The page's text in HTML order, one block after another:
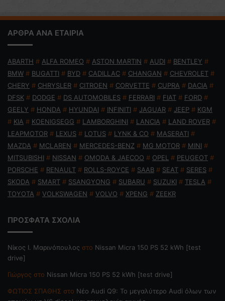
ΑΡΘΡΑ ΑΝΑ ΕΤΑΙΡΙΑ
ABARTH # ALFA ROMEO # ASTON MARTIN # AUDI # BENTLEY #
BMW # BUGATTI # BYD # CADILLAC # CHANGAN # CHEVROLET #
CHERY # CHRYSLER # CITROEN # CORVETTE # CUPRA # DACIA #
DFSK # DODGE # DS AUTOMOBILES # FERRARI # FIAT # FORD #
GEELY # HONDA # HYUNDAI # INFINITI # JAGUAR # JEEP # KGM
# KIA # KOENIGSEGG # LAMBORGHINI # LANCIA # LAND ROVER #
LEAPMOTOR # LEXUS # LOTUS # LYNK & CO # MASERATI #
MAZDA # MCLAREN # MERCEDES-BENZ # MG MOTOR # MINI #
MITSUBISHI # NISSAN # OMODA & JAECOO # OPEL # PEUGEOT #
PORSCHE # RENAULT # ROLLS-ROYCE # SAAB # SEAT # SERES #
SKODA # SMART # SSANGYONG # SUBARU # SUZUKI # TESLA #
TOYOTA # VOLKSWAGEN # VOLVO # XPENG # ZEEKR
ΠΡΟΣΦΑΤΑ ΣΧΟΛΙΑ
Nίκος Ι. Mαρινόπουλος στο Nissan Micra 150 PS 52 kWh [test
drive]
Γιώργος στο Nissan Micra 150 PS 52 kWh [test drive]
ΦΩΤΙΟΣ ΣΠΑΘΗΣ στο Νέο Audi Q9: Το μεγαλύτερο Audi όλων των